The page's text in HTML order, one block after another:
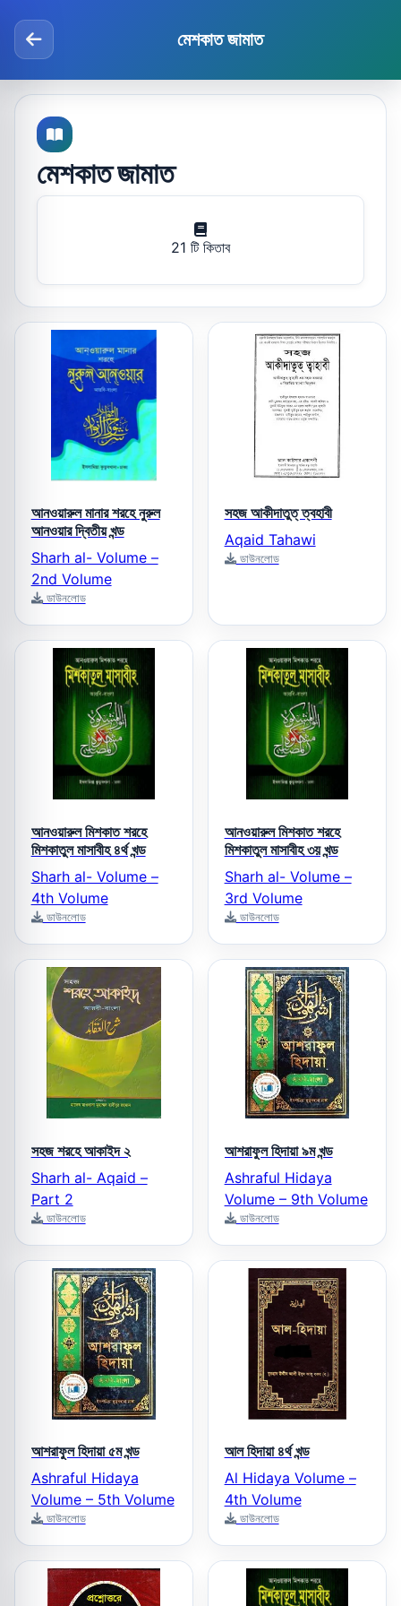
মেশকাত জামাত
মেশকাত জামাত
21 টি কিতাব
আনওয়ারুল মানার শরহে নুরুল
আনওয়ার দ্বিতীয় খন্ড
Sharh al- Volume –
2nd Volume
ডাউনলোড
সহজ আকীদাতুত্ ‌ত্বহাবী
Aqaid Tahawi
ডাউনলোড
আনওয়ারুল মিশকাত শরহে
মিশকাতুল মাসাবীহ ৪র্থ খন্ড
Sharh al- Volume –
4th Volume
ডাউনলোড
আনওয়ারুল মিশকাত শরহে
মিশকাতুল মাসাবীহ ৩য় খন্ড
Sharh al- Volume –
3rd Volume
ডাউনলোড
সহজ শরহে আকাইদ ২
Sharh al- Aqaid –
Part 2
ডাউনলোড
আশরাফুল হিদায়া ৯ম খন্ড
Ashraful Hidaya
Volume – 9th Volume
ডাউনলোড
আশরাফুল হিদায়া ৫ম খন্ড
Ashraful Hidaya
Volume – 5th Volume
ডাউনলোড
আল হিদায়া ৪র্থ খন্ড
Al Hidaya Volume –
4th Volume
ডাউনলোড